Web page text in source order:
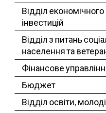
Відділ
інвестицій
Відділ з питань
населення та
Фінансове
Бюджет
Відділ освіти,